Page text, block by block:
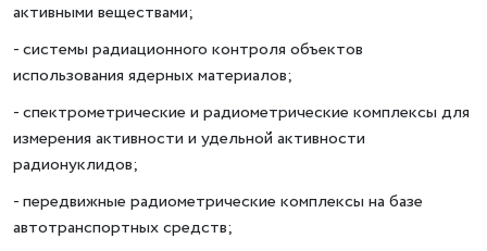
активными веществами;
- системы радиационного контроля объектов
использования ядерных материалов;
- спектрометрические и радиометрические комплексы для
измерения активности и удельной активности
радионуклидов;
- передвижные радиометрические комплексы на базе
автотранспортных средств;